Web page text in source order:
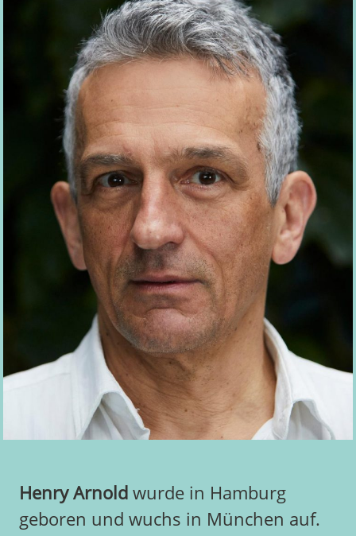
Henry Arnoldwurde in Hamburg
geboren und wuchs in München auf.